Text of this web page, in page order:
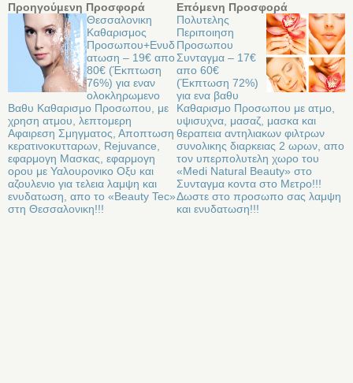
Προηγούμενη Προσφορά
Θεσσαλονικη
Καθαρισμος
Προσωπου+Eνυδ
ατωση – 19€ απο
80€ (Έκπτωση
76%) για εναν
ολοκληρωμενο
Βαθυ Καθαρισμο Προσωπου, με
χρηση ατμου, λεπτομερη
Αφαιρεση Σμηγματος, Αποπτωση
κερατινοκυτταρων, Rejuvance,
εφαρμογη Μασκας, εφαρμογη
ορου με Υαλουρονικο Οξυ και
αζουλενιο για τελεια λαμψη και
ενυδατωση, απο το «Beauty Tec»
στη Θεσσαλονικη!!!
Επόμενη Προσφορά
Πολυτελης
Περιποιηση
Προσωπου
Συνταγμα – 17€
απο 60€
(Έκπτωση 72%)
για ενα βαθυ
Καθαρισμο Προσωπου με ατμο,
υψισυχνα, μασαζ, μασκα και
θεραπεια αντηλιακων φιλτρων
συνολικης διαρκειας 2 ωρων, απο
τον υπερπολυτελη χωρο του
«Medi Natural Beauty» στο
Συνταγμα κοντα στο Μετρο!!!
Δωστε στο προσωπο σας λαμψη
και ενυδατωση!!!